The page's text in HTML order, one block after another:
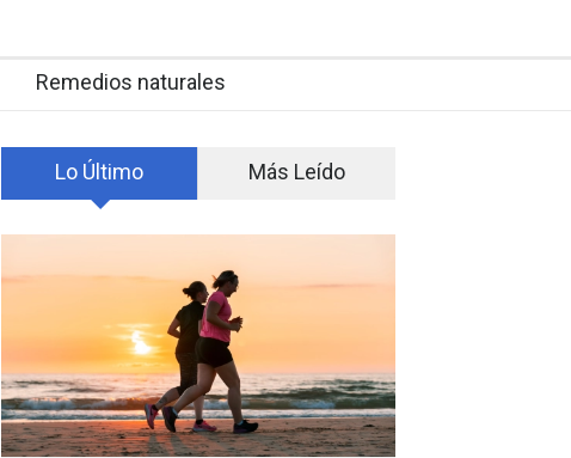
Remedios naturales
Lo Último Más Leído